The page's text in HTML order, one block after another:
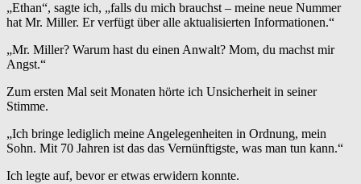
„Ethan“, sagte ich, „falls du mich brauchst – meine neue Nummer
hat Mr. Miller. Er verfügt über alle aktualisierten Informationen.“
„Mr. Miller? Warum hast du einen Anwalt? Mom, du machst mir
Angst.“
Zum ersten Mal seit Monaten hörte ich Unsicherheit in seiner
Stimme.
„Ich bringe lediglich meine Angelegenheiten in Ordnung, mein
Sohn. Mit 70 Jahren ist das das Vernünftigste, was man tun kann.“
Ich legte auf, bevor er etwas erwidern konnte.